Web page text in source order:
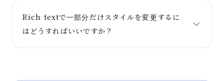
Rich textで一部分だけスタイルを変更するに
はどうすればいいですか？